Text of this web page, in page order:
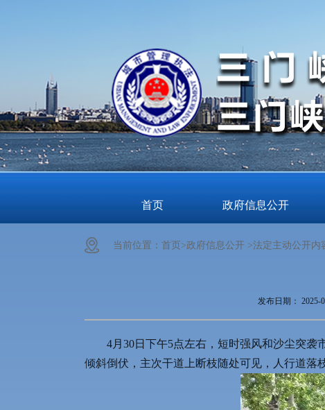
首页 政府信息公开
当前位置： 首页>政府信息公开 >法定主动公开内
发布日期： 2025-
4月30日下午5点左右，短时强风和沙尘突
倾斜倒伏，主次干道上断枝随处可见，人行道落